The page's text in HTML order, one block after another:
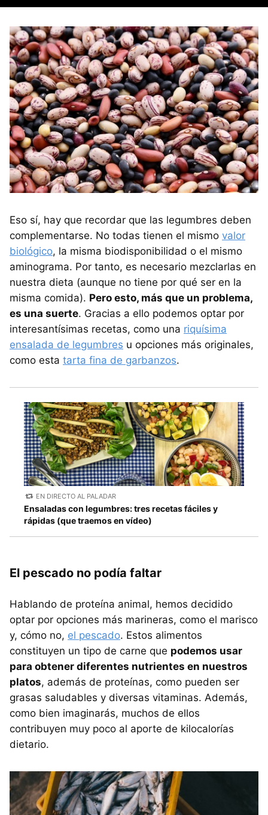
Eso sí, hay que recordar que las legumbres deben
complementarse. No todas tienen el mismo valor
biológico, la misma biodisponibilidad o el mismo
aminograma. Por tanto, es necesario mezclarlas en
nuestra dieta (aunque no tiene por qué ser en la
misma comida). Pero esto, más que un problema,
es una suerte. Gracias a ello podemos optar por
interesantísimas recetas, como una riquísima
ensalada de legumbres u opciones más originales,
como esta tarta fina de garbanzos.
EN DIRECTO AL PALADAR
Ensaladas con legumbres: tres recetas fáciles y
rápidas (que traemos en vídeo)
El pescado no podía faltar
Hablando de proteína animal, hemos decidido
optar por opciones más marineras, como el marisco
y, cómo no, el pescado. Estos alimentos
constituyen un tipo de carne que podemos usar
para obtener diferentes nutrientes en nuestros
platos, además de proteínas, como pueden ser
grasas saludables y diversas vitaminas. Además,
como bien imaginarás, muchos de ellos
contribuyen muy poco al aporte de kilocalorías
dietario.